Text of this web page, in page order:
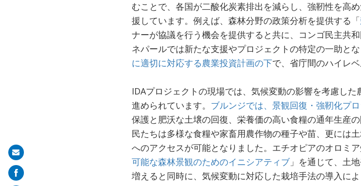
むことで、各国が二酸化炭素排出を減らし、強靭性を高
援しています。例えば、森林分野の政策分析を提供する「
ナーが協議を行う機会を提供すると共に、コンゴ民主共
ネパールでは新たな支援やプロジェクトの特定の一助とな
に適切に対応する農業投資計画の下で、省庁間のハイレ
IDAプロジェクトの現場では、気候変動の影響を考慮し
進められています。 ブルンジでは、景観回復・強靭化プ
保護と肥沃な土壌の回復、栄養価の高い食糧の通年生産
民たちは多様な食糧や家畜用農作物の種子や苗、更には
へのアクセスが可能となりました。エチオピアのオロミ
可能な森林景観のためのイニシアティブ」を通じて、土
増えると同時に、気候変動に対応した栽培手法の導入に
Share
on
mail